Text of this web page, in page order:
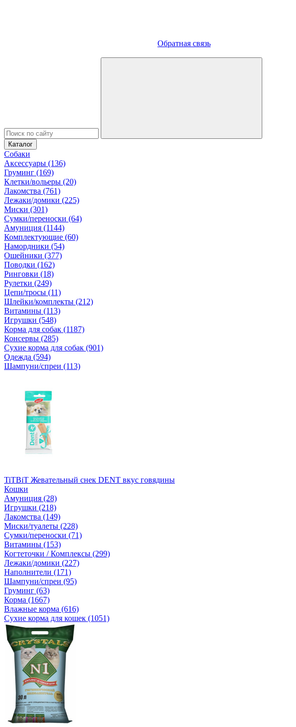
Обратная связь
Каталог
Собаки
Аксессуары (136)
Груминг (169)
Клетки/вольеры (20)
Лакомства (761)
Лежаки/домики (225)
Миски (301)
Сумки/переноски (64)
Амуниция (1144)
Комплектующие (60)
Намордники (54)
Ошейники (377)
Поводки (162)
Ринговки (18)
Рулетки (249)
Цепи/тросы (11)
Шлейки/комплекты (212)
Витамины (113)
Игрушки (548)
Корма для собак (1187)
Консервы (285)
Сухие корма для собак (901)
Одежда (594)
Шампуни/спреи (113)
TiTBiT Жевательный снек DENT вкус говядины
Кошки
Амуниция (28)
Игрушки (218)
Лакомства (149)
Миски/туалеты (228)
Сумки/переноски (71)
Витамины (153)
Когтеточки / Комплексы (299)
Лежаки/домики (227)
Наполнители (171)
Шампуни/спреи (95)
Груминг (63)
Корма (1667)
Влажные корма (616)
Сухие корма для кошек (1051)